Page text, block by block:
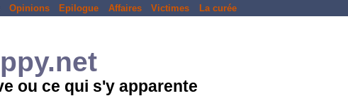
Opinions Epilogue Affaires Victimes La curée
ou ce qui s'y apparente